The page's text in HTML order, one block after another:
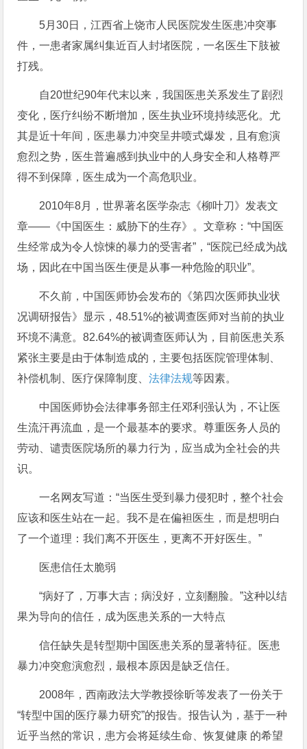
5月30日，江西省上饶市人民医院发生医患冲突事
件，一患者家属纠集近百人封堵医院，一名医生下肢被
打残。
自20世纪90年代末以来，我国医患关系发生了剧烈
变化，医疗纠纷不断增加，医生执业环境持续恶化。尤
其是近十年间，医患暴力冲突呈井喷式爆发，且有愈演
愈烈之势，医生普遍感到执业中的人身安全和人格尊严
得不到保障，医生成为一个高危职业。
2010年8月，世界著名医学杂志《柳叶刀》发表文
章——《中国医生：威胁下的生存》。文章称：“中国医
生经常成为令人惊悚的暴力的受害者”，“医院已经成为战
场，因此在中国当医生便是从事一种危险的职业”。
不久前，中国医师协会发布的《第四次医师执业状
况调研报告》显示，48.51%的被调查医师对当前的执业
环境不满意。82.64%的被调查医师认为，目前医患关系
紧张主要是由于体制造成的，主要包括医院管理体制、
补偿机制、医疗保障制度、法律法规等因素。
中国医师协会法律事务部主任邓利强认为，不让医
生流汗再流血，是一个最基本的要求。尊重医务人员的
劳动、谴责医院场所的暴力行为，应当成为全社会的共
识。
一名网友写道：“当医生受到暴力侵犯时，整个社会
应该和医生站在一起。我不是在偏袒医生，而是想明白
了一个道理：我们离不开医生，更离不开好医生。”
医患信任太脆弱
“病好了，万事大吉；病没好，立刻翻脸。”这种以结
果为导向的信任，成为医患关系的一大特点
信任缺失是转型期中国医患关系的显著特征。医患
暴力冲突愈演愈烈，最根本原因是缺乏信任。
2008年，西南政法大学教授徐昕等发表了一份关于
“转型中国的医疗暴力研究”的报告。报告认为，基于一种
近乎当然的常识，患方会将延续生命、恢复健康 的希望